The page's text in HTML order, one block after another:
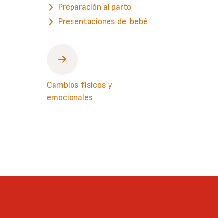
Preparación al parto
Presentaciones del bebé
Cambios físicos y
emocionales